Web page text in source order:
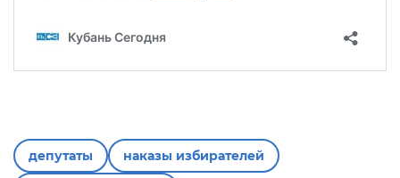
депутаты наказы избирателей